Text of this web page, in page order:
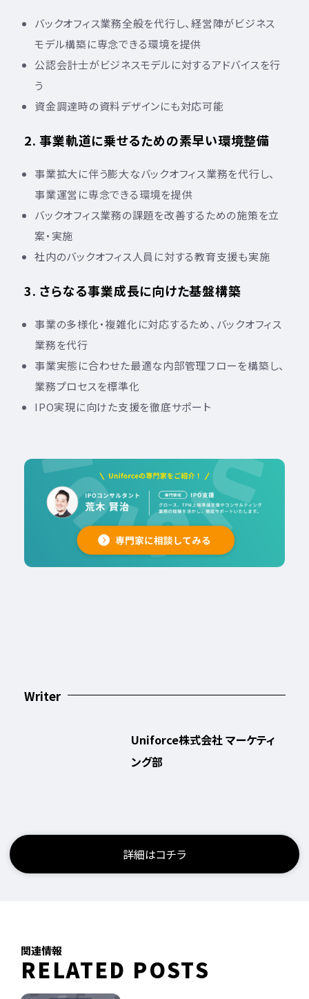
バックオフィス業務全般を代行し、経営陣がビジネス
モデル構築に専念できる環境を提供
公認会計士がビジネスモデルに対するアドバイスを行
う
資金調達時の資料デザインにも対応可能
2. 事業軌道に乗せるための素早い環境整備
事業拡大に伴う膨大なバックオフィス業務を代行し、
事業運営に専念できる環境を提供
バックオフィス業務の課題を改善するための施策を立
案・実施
社内のバックオフィス人員に対する教育支援も実施
3. さらなる事業成長に向けた基盤構築
事業の多様化・複雑化に対応するため、バックオフィス
業務を代行
事業実態に合わせた最適な内部管理フローを構築し、
業務プロセスを標準化
IPO実現に向けた支援を徹底サポート
Writer
Uniforce株式会社 マーケティ
ング部
詳細はコチラ
関連情報
RELATED POSTS